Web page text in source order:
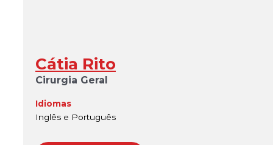
Cátia Rito
Cirurgia Geral
Idiomas
Inglês e Português